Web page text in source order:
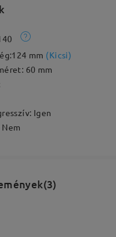
124 mm (Kicsi)
60 mm
Igen
Nem